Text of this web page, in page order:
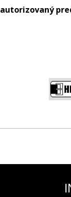
autorizovaný